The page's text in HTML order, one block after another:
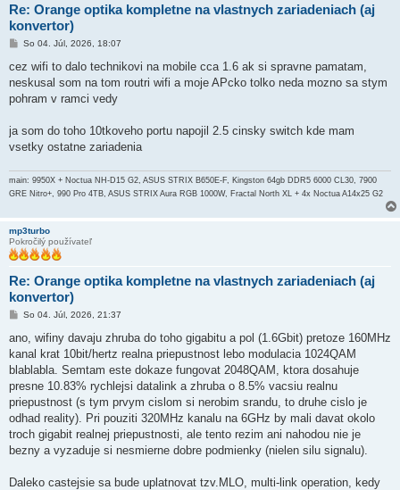
Re: Orange optika kompletne na vlastnych zariadeniach (aj
konvertor)
P
í
p
e
k
So 04. Júl, 2026, 18:07
cez wifi to dalo technikovi na mobile cca 1.6 ak si spravne pamatam,
neskusal som na tom routri wifi a moje APcko tolko neda mozno sa stym
pohram v ramci vedy
ja som do toho 10tkoveho portu napojil 2.5 cinsky switch kde mam
vsetky ostatne zariadenia
main: 9950X + Noctua NH-D15 G2, ASUS STRIX B650E-F, Kingston 64gb DDR5 6000 CL30, 7900
GRE Nitro+, 990 Pro 4TB, ASUS STRIX Aura RGB 1000W, Fractal North XL + 4x Noctua A14x25 G2
mp3turbo
Pokročilý používateľ
Re: Orange optika kompletne na vlastnych zariadeniach (aj
konvertor)
P
í
p
e
o
k
So 04. Júl, 2026, 21:37
ano, wifiny davaju zhruba do toho gigabitu a pol (1.6Gbit) pretoze 160MHz
kanal krat 10bit/hertz realna priepustnost lebo modulacia 1024QAM
blablabla. Semtam este dokaze fungovat 2048QAM, ktora dosahuje
presne 10.83% rychlejsi datalink a zhruba o 8.5% vacsiu realnu
priepustnost (s tym prvym cislom si nerobim srandu, to druhe cislo je
odhad reality). Pri pouziti 320MHz kanalu na 6GHz by mali davat okolo
troch gigabit realnej priepustnosti, ale tento rezim ani nahodou nie je
bezny a vyzaduje si nesmierne dobre podmienky (nielen silu signalu).
Daleko castejsie sa bude uplatnovat tzv.MLO, multi-link operation, kedy